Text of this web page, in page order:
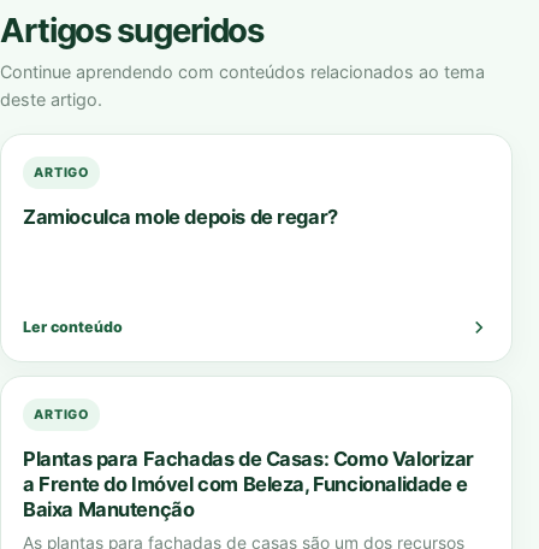
Artigos sugeridos
Continue aprendendo com conteúdos relacionados ao tema
deste artigo.
ARTIGO
Zamioculca mole depois de regar?
Ler conteúdo
ARTIGO
Plantas para Fachadas de Casas: Como Valorizar
a Frente do Imóvel com Beleza, Funcionalidade e
Baixa Manutenção
As plantas para fachadas de casas são um dos recursos